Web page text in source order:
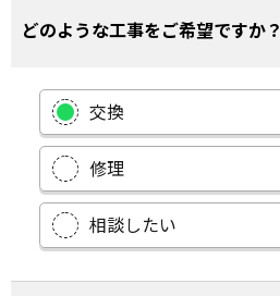
どのような工事をご希望ですか？
交換
修理
相談したい